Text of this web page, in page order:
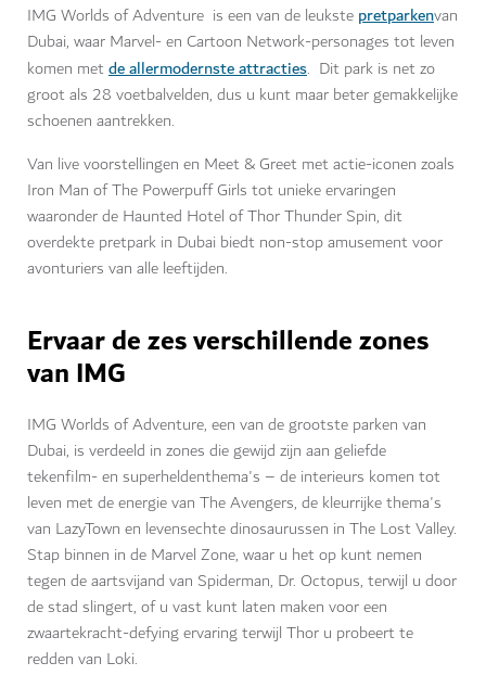
IMG Worlds of Adventure is een van de leukste pretparkenvan
Dubai, waar Marvel- en Cartoon Network-personages tot leven
komen metde allermodernste attracties. Dit park is net zo
groot als 28 voetbalvelden, dus u kunt maar beter gemakkelijke
schoenen aantrekken.
Van live voorstellingen en Meet & Greet met actie-iconen zoals
Iron Man of The Powerpuff Girls tot unieke ervaringen
waaronder de Haunted Hotel of Thor Thunder Spin, dit
overdekte pretpark in Dubai biedt non-stop amusement voor
avonturiers van alle leeftijden.
Ervaar de zes verschillende zones
van IMG
IMG Worlds of Adventure, een van de grootste parken van
Dubai, is verdeeld in zones die gewijd zijn aan geliefde
tekenfilm- en superheldenthema's – de interieurs komen tot
leven met de energie van The Avengers, de kleurrijke thema's
van LazyTown en levensechte dinosaurussen in The Lost Valley.
Stap binnen in de Marvel Zone, waar u het op kunt nemen
tegen de aartsvijand van Spiderman, Dr. Octopus, terwijl u door
de stad slingert, of u vast kunt laten maken voor een
zwaartekracht-defying ervaring terwijl Thor u probeert te
redden van Loki.